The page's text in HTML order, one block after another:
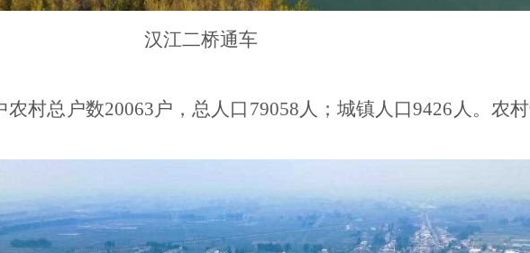
汉江二桥通车
村总户数20063户，总人口79058人；城镇人口9426人。农